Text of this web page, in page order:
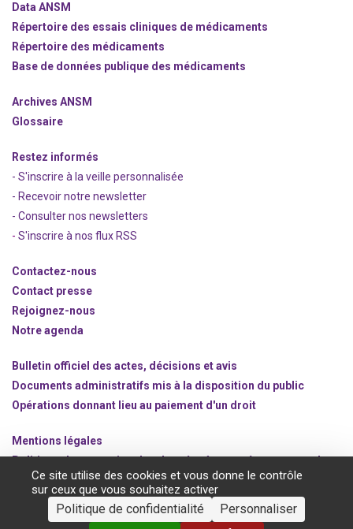
Data ANSM
Répertoire des essais cliniques de médicaments
Répertoire des médicaments
Base de données publique des médicaments
Archives ANSM
Glossaire
Restez informés
- S'inscrire à la veille personnalisée
- Recevoir notre newsletter
- Consulter nos newsletters
- S'inscrire à nos flux RSS
Contactez-nous
Contact presse
Rejoignez-nous
Notre agenda
Bulletin officiel des actes, décisions et avis
Documents administratifs mis à la disposition du public
Opérations donnant lieu au paiement d'un droit
Mentions légales
Politique de protection des données à caractère personnel
Gestion des cookies
Ce site utilise des cookies et vous donne le contrôle
sur ceux que vous souhaitez activer
Personnaliser
Politique de confidentialité